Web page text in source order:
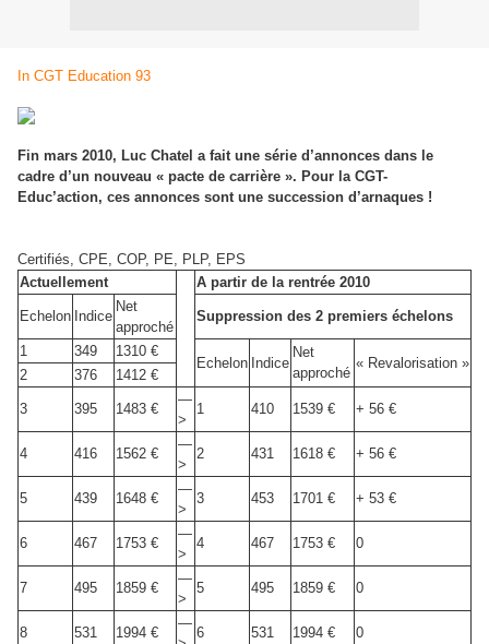
In CGT Education 93
Fin mars 2010, Luc Chatel a fait une série d’annonces dans le
cadre d’un nouveau « pacte de carrière ». Pour la CGT-
Educ’action, ces annonces sont une succession d’arnaques !
Certifiés, CPE, COP, PE, PLP, EPS
Actuellement
A partir de la rentrée 2010
Echelon Indice
Net
approché
Suppression des 2 premiers échelons
1 349 1310 €
Echelon Indice
Net
approché
« Revalorisation »
2 376 1412 €
3 395 1483 €
—
>
1 410 1539 € + 56 €
4 416 1562 €
—
>
2 431 1618 € + 56 €
5 439 1648 €
—
>
3 453 1701 € + 53 €
6 467 1753 €
—
>
4 467 1753 € 0
7 495 1859 €
—
>
5 495 1859 € 0
8 531 1994 €
—
6 531 1994 € 0